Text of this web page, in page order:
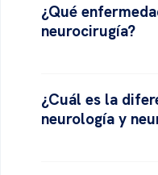
¿Qué
neurocirugía?
¿Cuál es la
neurología y